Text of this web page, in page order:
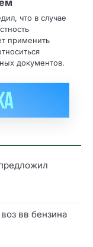
что в случае
применить
документов.
вв бензина